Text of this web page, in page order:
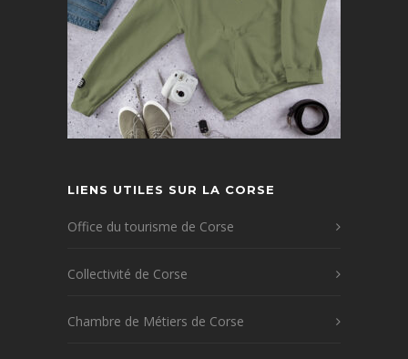
LIENS UTILES SUR LA CORSE
Office du tourisme de Corse
Collectivité de Corse
Chambre de Métiers de Corse